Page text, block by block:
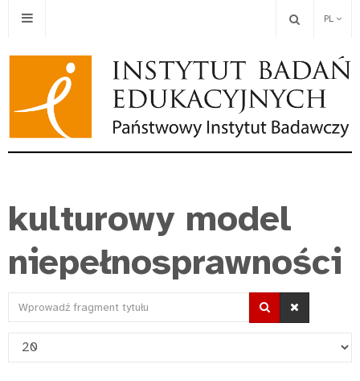
PL
kulturowy model
niepełnosprawności
Wprowadź
tytułu
Pokaż